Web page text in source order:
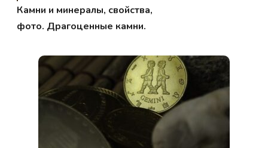
Камни и минералы, свойства,
фото. Драгоценные камни.